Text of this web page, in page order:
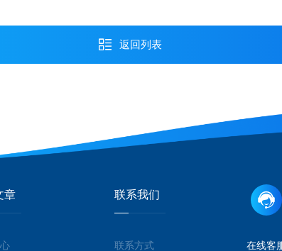
返回列表
章 联系我们
联系方式 在线客